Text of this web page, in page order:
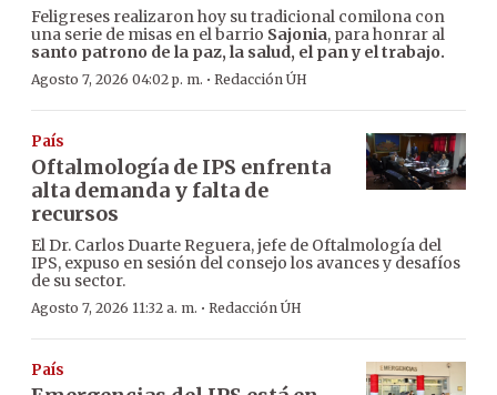
Feligreses realizaron hoy su tradicional comilona con
una serie de misas en el barrio Sajonia, para honrar al
santo patrono de la paz, la salud, el pan y el trabajo.
Agosto 7, 2026 04:02 p. m. · Redacción ÚH
País
Oftalmología de IPS enfrenta
alta demanda y falta de
recursos
El Dr. Carlos Duarte Reguera, jefe de Oftalmología del
IPS, expuso en sesión del consejo los avances y desafíos
de su sector.
Agosto 7, 2026 11:32 a. m. · Redacción ÚH
País